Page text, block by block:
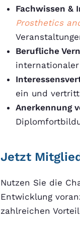
Fachwissen &
Prosthetics
Berufliche
internationaler
ein und
Anerkennung
Jetzt
Nutzen Sie die
Entwicklung
zahlreichen